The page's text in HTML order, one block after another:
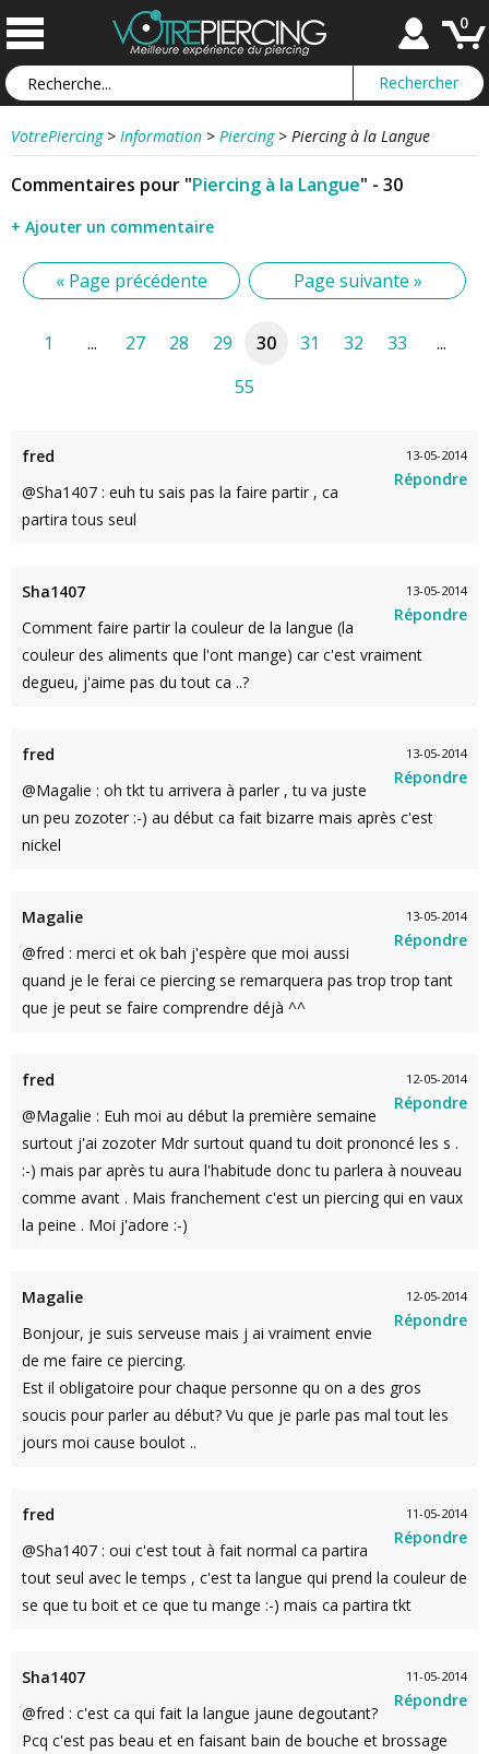
0
VotrePiercing > Information > Piercing > Piercing à la Langue
Commentaires pour "Piercing à la Langue" - 30
+ Ajouter un commentaire
« Page précédente Page suivante »
1 ... 27 28 29 30 31 32 33
...
55
13-05-2014
Répondre
fred
@Sha1407 : euh tu sais pas la faire partir , ca
partira tous seul
13-05-2014
Répondre
Sha1407
Comment faire partir la couleur de la langue (la
couleur des aliments que l'ont mange) car c'est vraiment
degueu, j'aime pas du tout ca ..?
13-05-2014
Répondre
fred
@Magalie : oh tkt tu arrivera à parler , tu va juste
un peu zozoter :-) au début ca fait bizarre mais après c'est
nickel
13-05-2014
Répondre
Magalie
@fred : merci et ok bah j'espère que moi aussi
quand je le ferai ce piercing se remarquera pas trop trop tant
que je peut se faire comprendre déjà ^^
12-05-2014
Répondre
fred
@Magalie : Euh moi au début la première semaine
surtout j'ai zozoter Mdr surtout quand tu doit prononcé les s .
:-) mais par après tu aura l'habitude donc tu parlera à nouveau
comme avant . Mais franchement c'est un piercing qui en vaux
la peine . Moi j'adore :-)
12-05-2014
Répondre
Magalie
Bonjour, je suis serveuse mais j ai vraiment envie
de me faire ce piercing.
Est il obligatoire pour chaque personne qu on a des gros
soucis pour parler au début? Vu que je parle pas mal tout les
jours moi cause boulot ..
11-05-2014
Répondre
fred
@Sha1407 : oui c'est tout à fait normal ca partira
tout seul avec le temps , c'est ta langue qui prend la couleur de
se que tu boit et ce que tu mange :-) mais ca partira tkt
11-05-2014
Répondre
Sha1407
@fred : c'est ca qui fait la langue jaune degoutant?
Pcq c'est pas beau et en faisant bain de bouche et brossage